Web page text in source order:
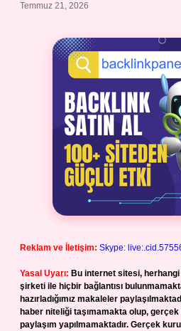
Temmuz 21, 2026
Reklam ve İletişim: Skype:
Yasal Uyarı: Bu internet sitesi,
şirketi ile hiçbir bağlantısı
hazırladığımız makaleler
haber niteliği taşımamakta olup,
paylaşım yapılmamaktadır. Gerçek